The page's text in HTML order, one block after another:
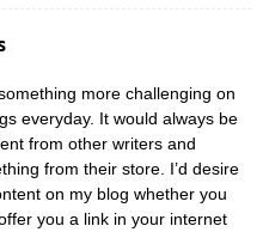
more challenging on
everyday. It would always be
from other writers and
from their store. I’d desire
on my blog whether you
you a link in your internet